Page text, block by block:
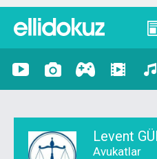
Levent
Avukatlar